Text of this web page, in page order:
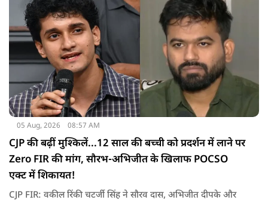
05 Aug, 2026 08:57 AM
CJP की बढ़ीं मुश्किलें...12 साल की बच्ची को प्रदर्शन में लाने पर
Zero FIR की मांग, सौरभ-अभिजीत के खिलाफ POCSO
एक्ट में शिकायत!
CJP FIR: वकील रिंकी चटर्जी सिंह ने सौरव दास, अभिजीत दीपके और